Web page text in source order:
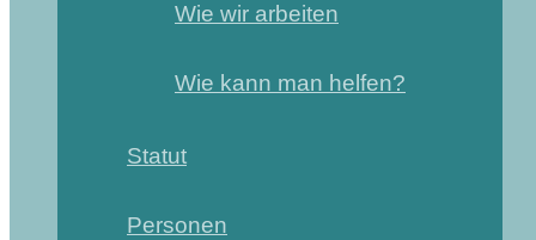
Wie wir arbeiten
Wie kann man helfen?
Statut
Personen